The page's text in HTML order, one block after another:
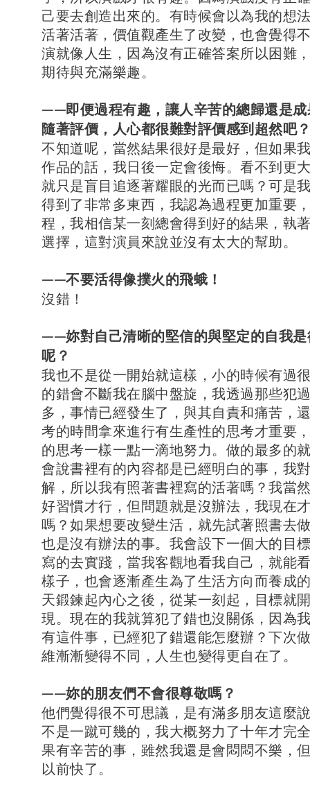
己要去創造出來的。有時候會以為我的想
活著活著，價值觀產生了改變，也會覺得
演就像人生，因為沒有正確答案所以困難
期待與充滿樂趣。
——即便過程有趣，讓人辛苦的總歸還是
隨著評價，人心都很難對評價感到超然吧
不知道呢，當然結果很好是最好，但如果
作品的話，我日後一定會後悔。看不到更
就只是盲目追逐著耀眼的光而已嗎？可是
得到了非常多東西，我認為過程更加重要
程，我相信某一刻總會得到好的結果，執
選擇，這對演員來說並沒有太大的幫助。
——不要活得像撲火的飛蛾！
沒錯！
——妳對自己清晰的堅信的與堅定的自我
呢？
我也不是從一開始就這樣，小的時候有過
的錯會不斷我在腦中盤旋，我透過那些犯
多，事情已經發生了，與其自責和痛苦，
考的時間拿來進行有生產性的思考才重要
的思考一樣一點一滴地努力。做的最多的
會說書裡有的內容都是已經明白的事，我
解，所以我有照著書裡寫的活著嗎？我當
好習慣才行，但問題就是沒辦法，我現在
嗎？如果想要改變生活，就先試著照書去
也是沒有辦法的事。我會設下一個大的目
寫的去實踐，當我客觀地看我自己，就能
樣子，也會逐漸產生為了生活方向而養成
天鍛鍊起內心之後，從某一刻起，目標就
現。現在的我就算犯了錯也沒關係，因為
有這件事，已經犯了錯還能怎麼辦？下次
維漸漸變得不同，人生也變得更自在了。
——妳的朋友們不會很尊敬嗎？
他們覺得很不可思議，是有滿多朋友這麼
不是一蹴可幾的，我大概努力了十年才完
果有辛苦的事，雖然我還是會悶悶不樂，
以前快了。